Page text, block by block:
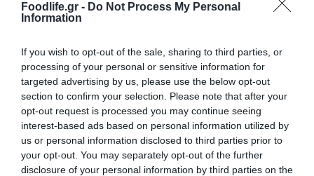
Foodlife.gr - Do Not Process My Personal
Information
If you wish to opt-out of the sale, sharing to third parties, or
processing of your personal or sensitive information for
targeted advertising by us, please use the below opt-out
section to confirm your selection. Please note that after your
opt-out request is processed you may continue seeing
interest-based ads based on personal information utilized by
us or personal information disclosed to third parties prior to
your opt-out. You may separately opt-out of the further
disclosure of your personal information by third parties on the
χαρμάνι, το μοναδικό άρωμα και την
για να συνεχίσουν να μας χαρίζουν ένα
φλιτζάνι γεμάτο «Ελλάδα».
Επιπλέον,η νέα συσκευασίατου καφέ
ΛΟΥΜΙΔΗΣ ΠΑΠΑΓΑΛΟΣπαρουσιάζει τον
σκοπό της μάρκας,περιλαμβάνοντας